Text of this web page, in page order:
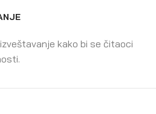
kako bi se čitaoci